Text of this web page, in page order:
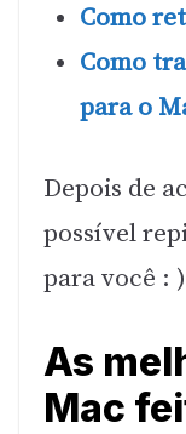
Como
Como
para o
Depois de
possível
para você : )
As
Mac